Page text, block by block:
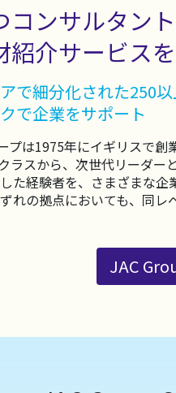
コンサルタン
紹介サービス
で細分化された250
で企業をサポート
プは1975年にイギリスで
ラスから、次世代リーダ
た経験者を、さまざまな
れの拠点においても、同
JAC